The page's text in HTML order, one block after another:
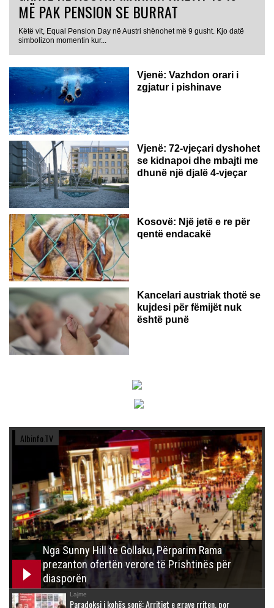
MË PAK PENSION SE BURRAT
Këtë vit, Equal Pension Day në Austri shënohet më 9 gusht. Kjo datë
simbolizon momentin kur...
Vjenë: Vazhdon orari i
zgjatur i pishinave
Vjenë: 72-vjeçari dyshohet
se kidnapoi dhe mbajti me
dhunë një djalë 4-vjeçar
Kosovë: Një jetë e re për
qentë endacakë
Kancelari austriak thotë se
kujdesi për fëmijët nuk
është punë
Albinfo.TV
Nga Sunny Hill te Gollaku, Përparim Rama
prezanton ofertën verore të Prishtinës për
diasporën
Lajme
Paradoksi i kohës sonë: Arritjet e grave rriten, por